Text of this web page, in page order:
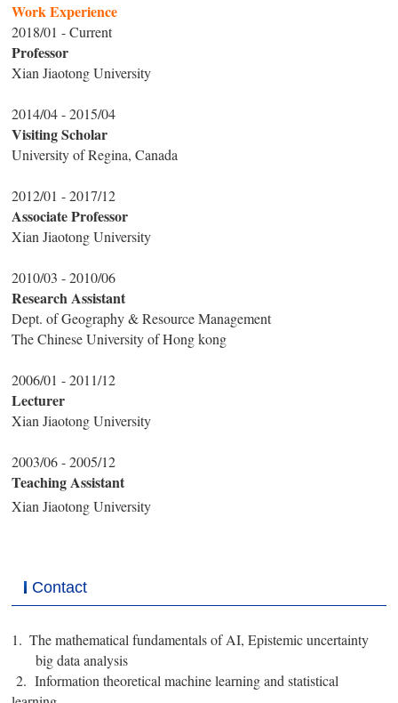
Work Experience
2018/01 - Current
Professor
Xian Jiaotong University
2014/04 - 2015/04
Visiting Scholar
University of Regina, Canada
2012/01 - 2017/12
Associate Professor
Xian Jiaotong University
2010/03 - 2010/06
Research Assistant
Dept. of Geography & Resource Management
The Chinese University of Hong kong
2006/01 - 2011/12
Lecturer
Xian Jiaotong University
2003/06 - 2005/12
Teaching Assistant
Xian Jiaotong University
Contact
1. The mathematical fundamentals of AI, Epistemic uncertainty
big data analysis
2. Information theoretical machine learning and statistical